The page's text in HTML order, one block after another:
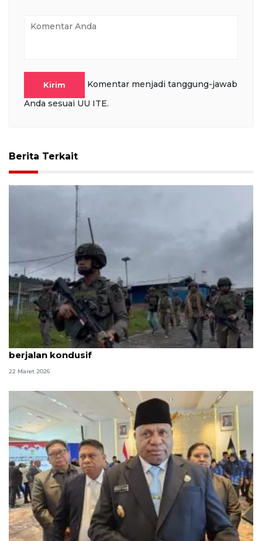
Kirim
Komentar menjadi tanggung-jawab
Anda sesuai UU ITE.
Berita Terkait
Polri pastikan perayaan Idul Fitri di Papua Tengah
berjalan kondusif
22 Maret 2026